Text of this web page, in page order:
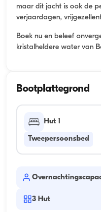
maar dit jacht is ook de
verjaardagen,
Boek nu en beleef
kristalheldere water van
Bootplattegrond
Hut 1
Tweepersoonsbed
3 Hut